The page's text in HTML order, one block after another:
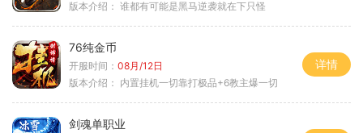
版本介绍： 谁都有可能是黑马逆袭就在下只怪
76纯金币
开服时间： 08月/12日
版本介绍： 内置挂机一切靠打极品+6教主爆一切
详情
剑魂单职业